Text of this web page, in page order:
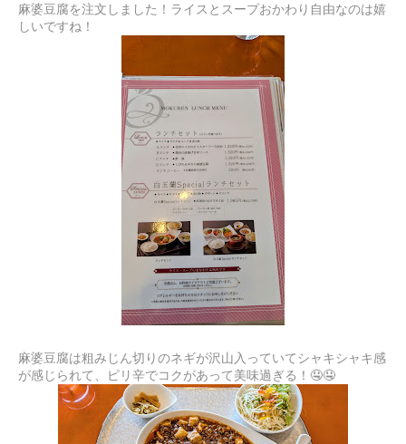
麻婆豆腐を注文しました！ライスとスープおかわり自由なのは嬉
しいですね！
麻婆豆腐は粗みじん切りのネギが沢山入っていてシャキシャキ感
が感じられて、ピリ辛でコクがあって美味過ぎる！🤤🤤